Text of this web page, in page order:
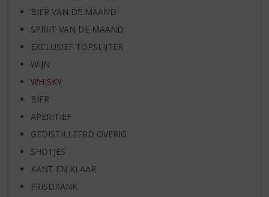
BIER VAN DE MAAND
SPIRIT VAN DE MAAND
EXCLUSIEF TOPSLIJTER
WIJN
WHISKY
BIER
APERITIEF
GEDISTILLEERD OVERIG
SHOTJES
KANT EN KLAAR
FRISDRANK